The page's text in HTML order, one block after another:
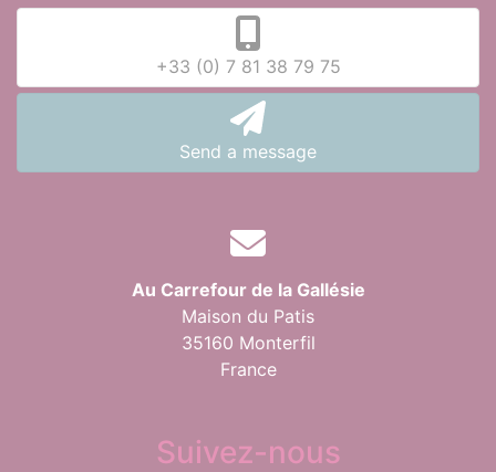
+33 (0) 7 81 38 79 75
Send a message
Au Carrefour de la Gallésie
Maison du Patis
35160 Monterfil
France
Suivez-nous